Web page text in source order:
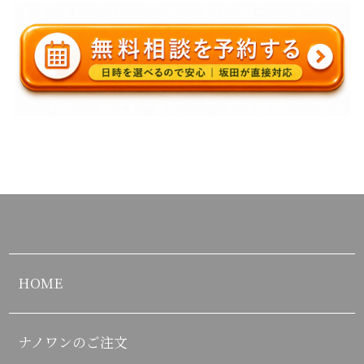
HOME
ナノワンのご注文